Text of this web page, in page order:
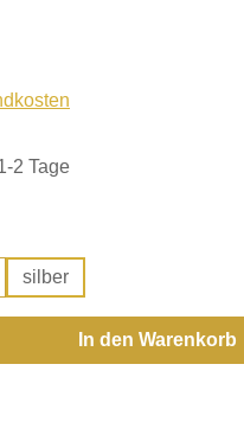
2 Tage
silber
den In den Warenkorb